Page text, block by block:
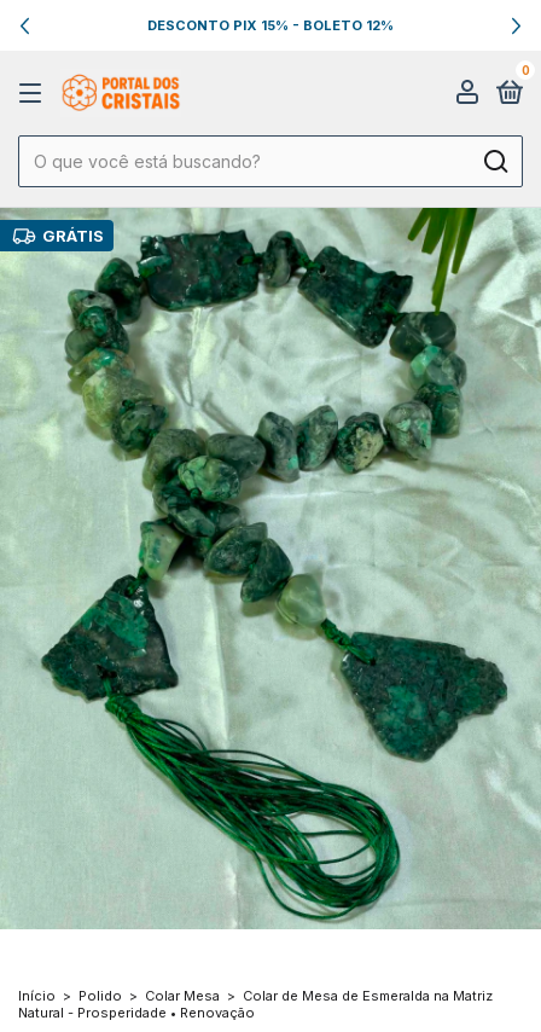
DESCONTO PIX 15% - BOLETO 12%
0
GRÁTIS
Início > Polido > Colar Mesa > Colar de Mesa de Esmeralda na Matriz
Natural - Prosperidade • Renovação